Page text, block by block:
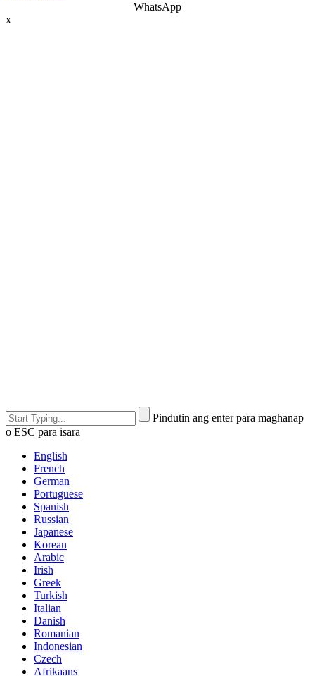
WhatsApp
x
Pindutin ang enter para maghanap
o ESC para isara
English
French
German
Portuguese
Spanish
Russian
Japanese
Korean
Arabic
Irish
Greek
Turkish
Italian
Danish
Romanian
Indonesian
Czech
Afrikaans